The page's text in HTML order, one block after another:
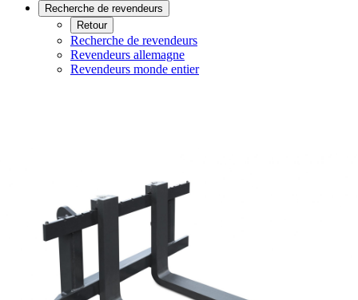
Recherche de revendeurs
Retour
Recherche de revendeurs
Revendeurs allemagne
Revendeurs monde entier